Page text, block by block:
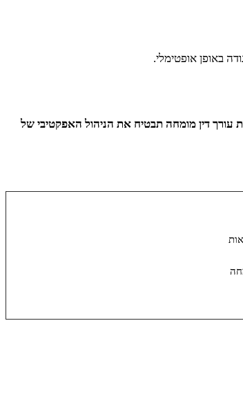
באופן אופטימלי.
עורך דין מומחה תבטיח את הניהול האפקטיבי של